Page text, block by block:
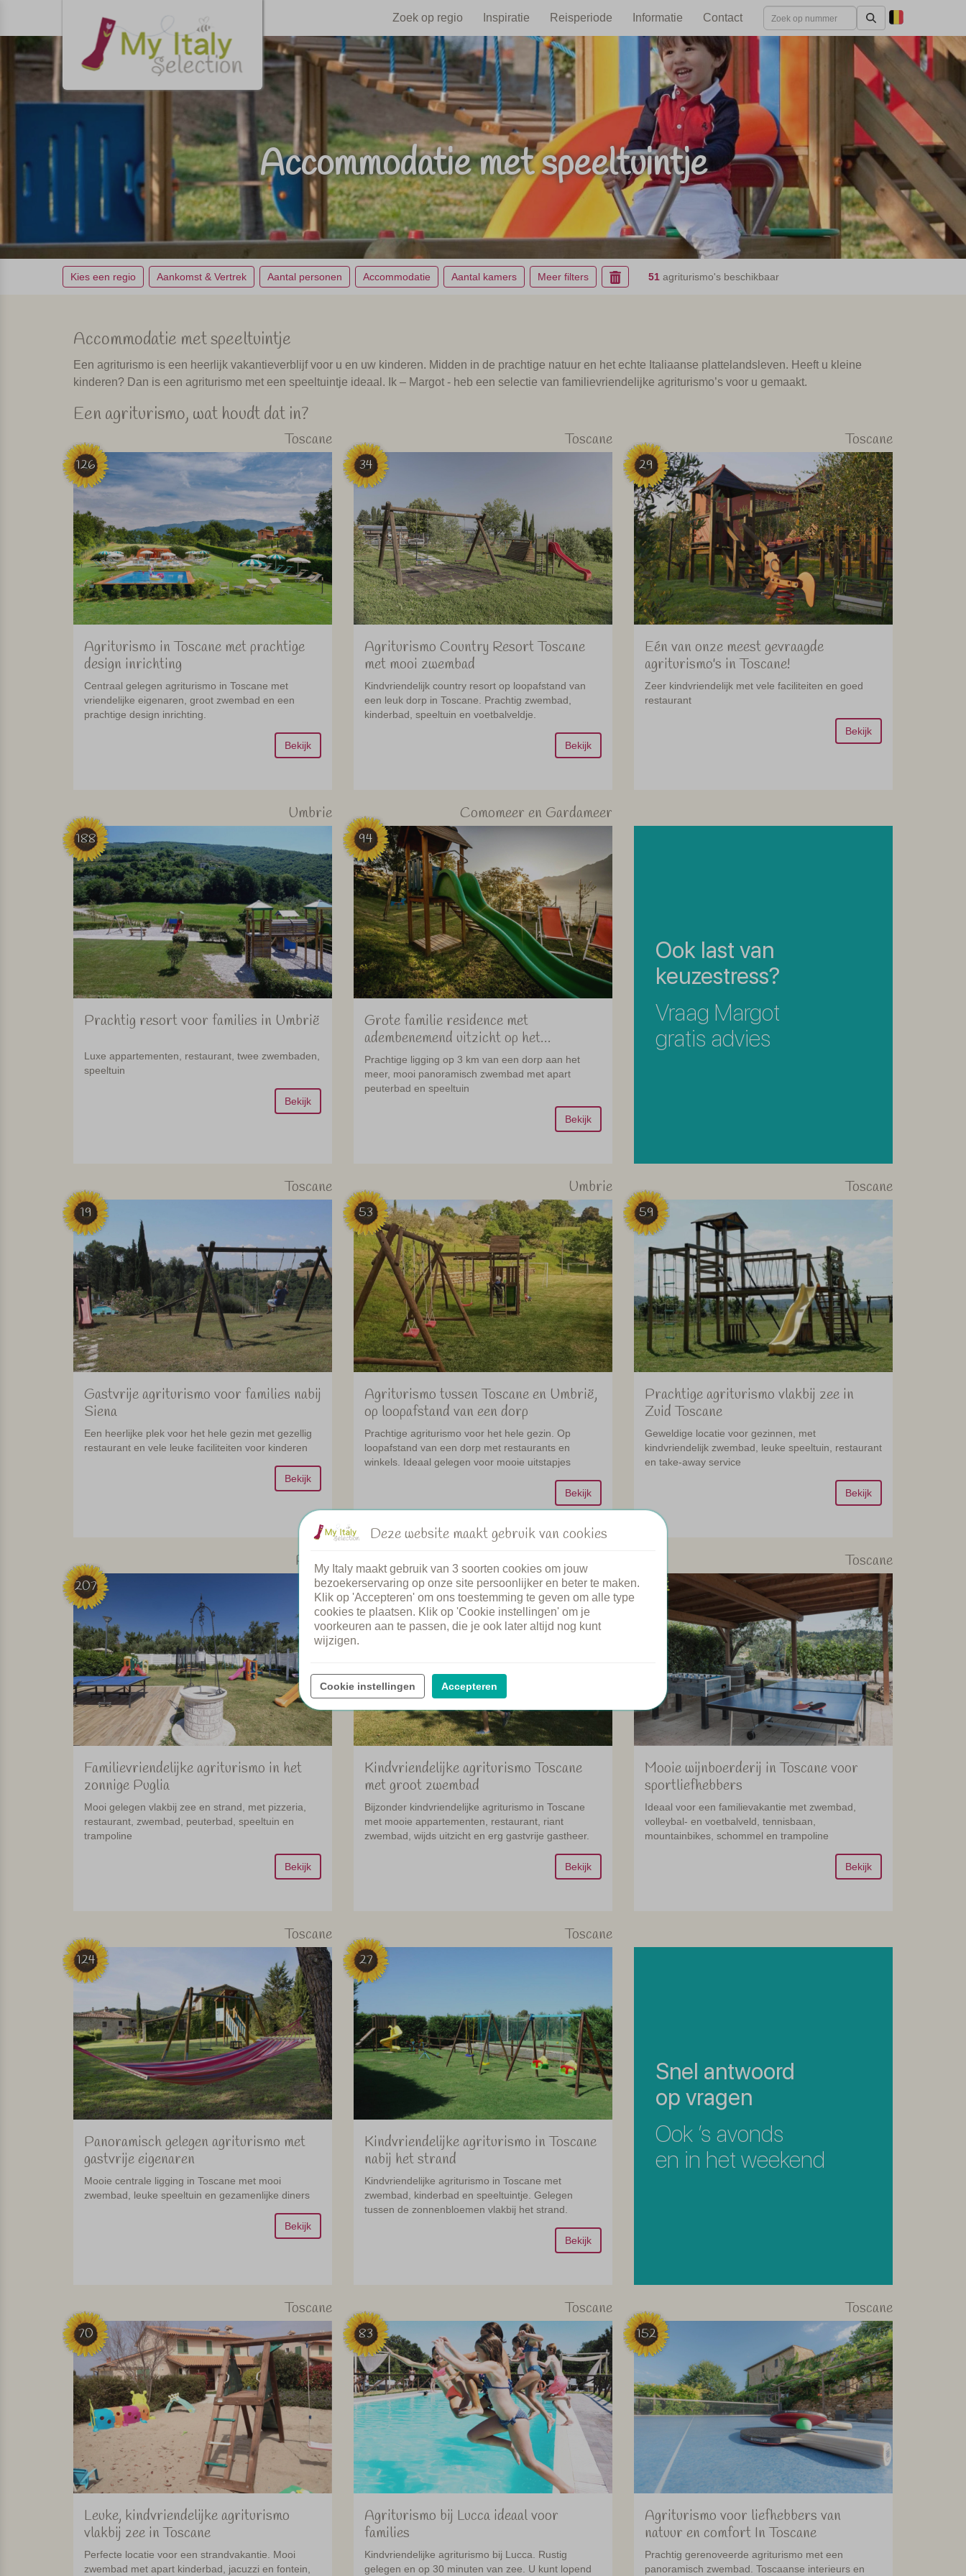
Zoek op regio Inspiratie Reisperiode Informatie Contact
Accommodatie met speeltuintje
Kies een regio Aankomst & Vertrek Aantal personen Accommodatie Aantal kamers Meer filters 51agriturismo's beschikbaar
Accommodatie met speeltuintje
Een agriturismo is een heerlijk vakantieverblijf voor u en uw kinderen. Midden in de prachtige natuur en het echte Italiaanse plattelandsleven. Heeft u kleine
kinderen? Dan is een agriturismo met een speeltuintje ideaal. Ik – Margot - heb een selectie van familievriendelijke agriturismo’s voor u gemaakt.
Een agriturismo, wat houdt dat in?
Toscane
126
Agriturismo in Toscane met prachtige
design inrichting
Centraal gelegen agriturismo in Toscane met
vriendelijke eigenaren, groot zwembad en een
prachtige design inrichting.
Bekijk
Toscane
34
Agriturismo Country Resort Toscane
met mooi zwembad
Kindvriendelijk country resort op loopafstand van
een leuk dorp in Toscane. Prachtig zwembad,
kinderbad, speeltuin en voetbalveldje.
Bekijk
Toscane
29
Eén van onze meest gevraagde
agriturismo's in Toscane!
Zeer kindvriendelijk met vele faciliteiten en goed
restaurant
Bekijk
Umbrie
188
Prachtig resort voor families in Umbrië
Luxe appartementen, restaurant, twee zwembaden,
speeltuin
Bekijk
Comomeer en Gardameer
94
Grote familie residence met
adembenemend uitzicht op het
Comomeer
Prachtige ligging op 3 km van een dorp aan het
meer, mooi panoramisch zwembad met apart
peuterbad en speeltuin
Bekijk
Ook last van
keuzestress?
Vraag Margot
gratis advies
Toscane
19
Gastvrije agriturismo voor families nabij
Siena
Een heerlijke plek voor het hele gezin met gezellig
restaurant en vele leuke faciliteiten voor kinderen
Bekijk
Umbrie
53
Agriturismo tussen Toscane en Umbrië,
op loopafstand van een dorp
Prachtige agriturismo voor het hele gezin. Op
loopafstand van een dorp met restaurants en
winkels. Ideaal gelegen voor mooie uitstapjes
Bekijk
Toscane
59
Prachtige agriturismo vlakbij zee in
Zuid Toscane
Geweldige locatie voor gezinnen, met
kindvriendelijk zwembad, leuke speeltuin, restaurant
en take-away service
Bekijk
Puglia
207
Familievriendelijke agriturismo in het
zonnige Puglia
Mooi gelegen vlakbij zee en strand, met pizzeria,
restaurant, zwembad, peuterbad, speeltuin en
trampoline
Bekijk
Toscane
96
Kindvriendelijke agriturismo Toscane
met groot zwembad
Bijzonder kindvriendelijke agriturismo in Toscane
met mooie appartementen, restaurant, riant
zwembad, wijds uitzicht en erg gastvrije gastheer.
Bekijk
Toscane
205
Mooie wijnboerderij in Toscane voor
sportliefhebbers
Ideaal voor een familievakantie met zwembad,
volleybal- en voetbalveld, tennisbaan,
mountainbikes, schommel en trampoline
Bekijk
Toscane
124
Panoramisch gelegen agriturismo met
gastvrije eigenaren
Mooie centrale ligging in Toscane met mooi
zwembad, leuke speeltuin en gezamenlijke diners
Bekijk
Toscane
27
Kindvriendelijke agriturismo in Toscane
nabij het strand
Kindvriendelijke agriturismo in Toscane met
zwembad, kinderbad en speeltuintje. Gelegen
tussen de zonnenbloemen vlakbij het strand.
Bekijk
Snel antwoord
op vragen
Ook ’s avonds
en in het weekend
Toscane
70
Leuke, kindvriendelijke agriturismo
vlakbij zee in Toscane
Perfecte locatie voor een strandvakantie. Mooi
zwembad met apart kinderbad, jacuzzi en fontein,
Toscane
83
Agriturismo bij Lucca ideaal voor
families
Kindvriendelijke agriturismo bij Lucca. Rustig
gelegen en op 30 minuten van zee. U kunt lopend
Toscane
152
Agriturismo voor liefhebbers van
natuur en comfort In Toscane
Prachtig gerenoveerde agriturismo met een
panoramisch zwembad. Toscaanse interieurs en
Deze website maakt gebruik van cookies
My Italy maakt gebruik van 3 soorten cookies om jouw
bezoekerservaring op onze site persoonlijker en beter te maken.
Klik op 'Accepteren' om ons toestemming te geven om alle type
cookies te plaatsen. Klik op 'Cookie instellingen' om je
voorkeuren aan te passen, die je ook later altijd nog kunt
wijzigen.
Cookie instellingen Accepteren